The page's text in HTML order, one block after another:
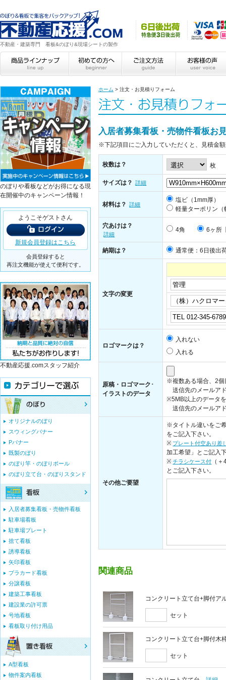
不動産・建築専門 看板&のぼり&現場シートの製作
ホーム > 注文・お見積りフォーム
入居者募集看板・売物件看板お
※下記項目にご入力していただくと、見積金
枚数は？ 枚
サイズは？ 詳細
材料は？ 詳細
塩ビ（1mm厚）
軽量ターポリン（
穴あけは？
詳細
4角 6ヶ所
納期は？ 通常便：6日後出
文字の変更
ロゴマークは？
入れない
入れる
原稿・ロゴマーク･
イラストのデータ
※複数ある場合、2個
送信先のメールア
※5MB以上のデータ
送信先のメールア
その他ご要望
※タイトル違いをご
をご記入下さい。
※ プレート付空あり差
加工希望」とご記入
※チラシケース付 （
とご記入下さい。
関連商品
コンクリート立て台+脚付ア
セット
コンクリート立て台+脚付木
セット
のぼりや看板などがお得になる現
在開催中のキャンペーン情報！
ようこそゲストさん
新規会員登録はこちら
会員登録すると
再注文機能が使えて便利です。
不動産応援.comスタッフ紹介
オリジナルのぼり
スウィングバナー
Pバナー
既製のぼり
のぼり竿・のぼりポール
のぼり立て台・のぼりスタンド
入居者募集看板・売物件看板
駐車場看板
駐車場プレート
捨て看板
誘導看板
矢印看板
プラカード看板
分譲看板
建築工事看板
建設業の許可票
号地看板
看板取り付け用品
A型看板
物件案内看板